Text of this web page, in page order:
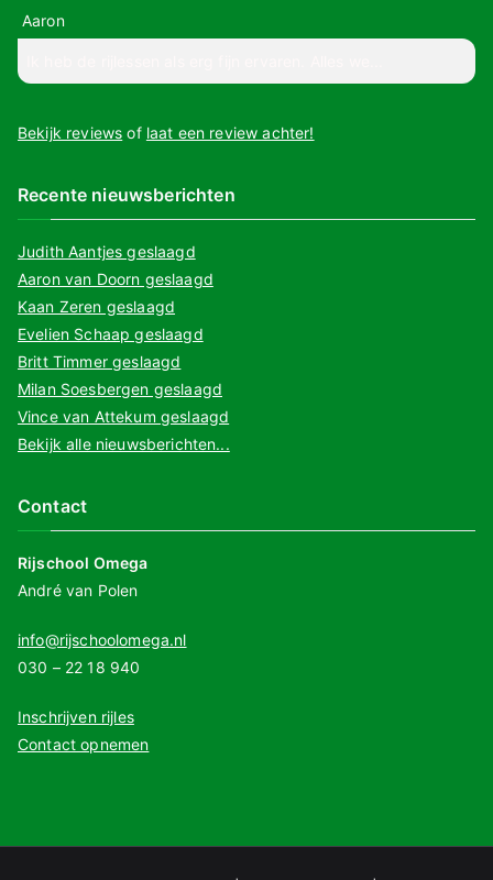
Aaron
Bekijk reviews of laat een review achter!
Recente nieuwsberichten
Judith Aantjes geslaagd
Aaron van Doorn geslaagd
Kaan Zeren geslaagd
Evelien Schaap geslaagd
Britt Timmer geslaagd
Milan Soesbergen geslaagd
Vince van Attekum geslaagd
Bekijk alle nieuwsberichten...
Contact
Rijschool Omega
André van Polen
info@rijschoolomega.nl
030 – 22 18 940
Inschrijven rijles
Contact opnemen